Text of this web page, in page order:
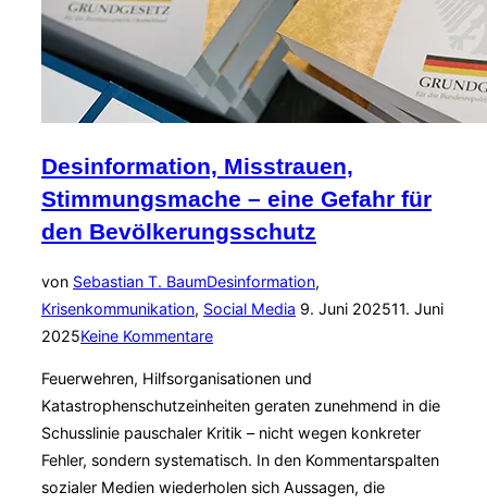
Falschinformationen
reagieren
können“
Desinformation, Misstrauen,
Stimmungsmache – eine Gefahr für
den Bevölkerungsschutz
von Sebastian T. BaumDesinformation,
Krisenkommunikation, Social Media Veröffentlicht
9. Juni 202511. Juni
2025Keine Kommentare
Feuerwehren, Hilfsorganisationen und
Katastrophenschutzeinheiten geraten zunehmend in die
Schusslinie pauschaler Kritik – nicht wegen konkreter
Fehler, sondern systematisch. In den Kommentarspalten
sozialer Medien wiederholen sich Aussagen, die